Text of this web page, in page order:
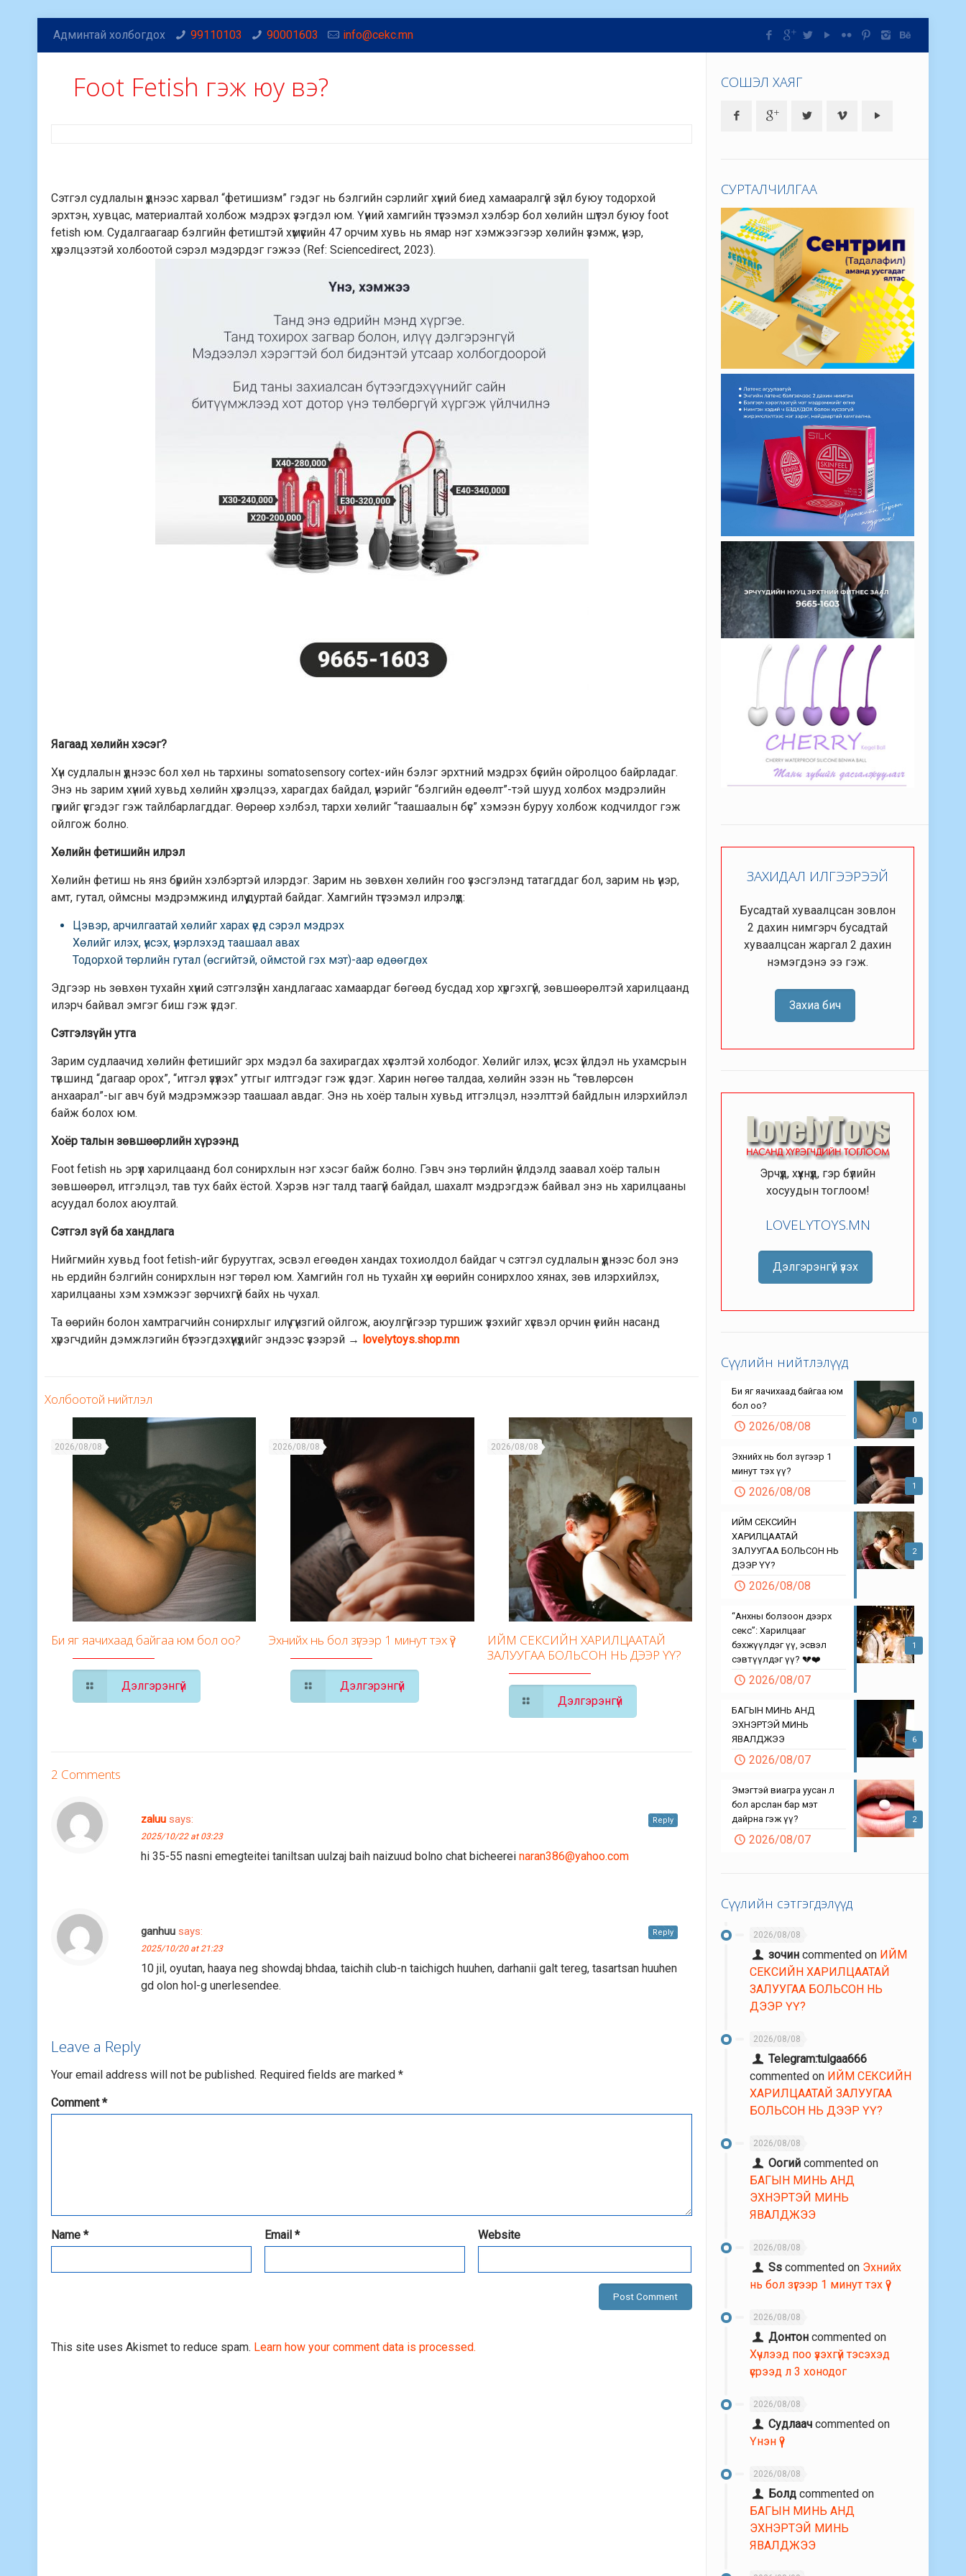
Админтай холбогдох 99110103 90001603 info@cekc.mn
Foot Fetish гэж юу вэ?
Сэтгэл судлалын үүднээс харвал “фетишизм” гэдэг нь бэлгийн сэрлийг хүний биед хамааралгүй зүйл буюу тодорхой
эрхтэн, хувцас, материалтай холбож мэдрэх үзэгдэл юм. Үүний хамгийн түгээмэл хэлбэр бол хөлийн шүтэл буюу foot
fetish юм. Судалгаагаар бэлгийн фетиштэй хүмүүсийн 47 орчим хувь нь ямар нэг хэмжээгээр хөлийн үзэмж, үнэр,
хүрэлцээтэй холбоотой сэрэл мэдэрдэг гэжээ (Ref: Sciencedirect, 2023).
Яагаад хөлийн хэсэг?
Хүн судлалын үүднээс бол хөл нь тархины somatosensory cortex-ийн бэлэг эрхтний мэдрэх бүсийн ойролцоо байрладаг.
Энэ нь зарим хүний хувьд хөлийн хүрэлцээ, харагдах байдал, үнэрийг “бэлгийн өдөөлт”-тэй шууд холбох мэдрэлийн
гүүрийг үүсгэдэг гэж тайлбарлагддаг. Өөрөөр хэлбэл, тархи хөлийг “таашаалын бүс” хэмээн буруу холбож кодчилдог гэж
ойлгож болно.
Хөлийн фетишийн илрэл
Хөлийн фетиш нь янз бүрийн хэлбэртэй илэрдэг. Зарим нь зөвхөн хөлийн гоо үзэсгэлэнд татагддаг бол, зарим нь үнэр,
амт, гутал, оймсны мэдрэмжинд илүү дуртай байдаг. Хамгийн түгээмэл илрэлүүд:
Цэвэр, арчилгаатай хөлийг харах үед сэрэл мэдрэх
Хөлийг илэх, үнсэх, үнэрлэхэд таашаал авах
Тодорхой төрлийн гутал (өсгийтэй, оймстой гэх мэт)-аар өдөөгдөх
Эдгээр нь зөвхөн тухайн хүний сэтгэлзүйн хандлагаас хамаардаг бөгөөд бусдад хор хүргэхгүй, зөвшөөрөлтэй харилцаанд
илэрч байвал эмгэг биш гэж үздэг.
Сэтгэлзүйн утга
Зарим судлаачид хөлийн фетишийг эрх мэдэл ба захирагдах хүсэлтэй холбодог. Хөлийг илэх, үнсэх үйлдэл нь ухамсрын
түвшинд “дагаар орох”, “итгэл үзүүлэх” утгыг илтгэдэг гэж үздэг. Харин нөгөө талдаа, хөлийн эзэн нь “төвлөрсөн
анхаарал”-ыг авч буй мэдрэмжээр таашаал авдаг. Энэ нь хоёр талын хувьд итгэлцэл, нээлттэй байдлын илэрхийлэл
байж болох юм.
Хоёр талын зөвшөөрлийн хүрээнд
Foot fetish нь эрүүл харилцаанд бол сонирхлын нэг хэсэг байж болно. Гэвч энэ төрлийн үйлдэлд заавал хоёр талын
зөвшөөрөл, итгэлцэл, тав тух байх ёстой. Хэрэв нэг талд таагүй байдал, шахалт мэдрэгдэж байвал энэ нь харилцааны
асуудал болох аюултай.
Сэтгэл зүй ба хандлага
Нийгмийн хувьд foot fetish-ийг буруутгах, эсвэл егөөдөн хандах тохиолдол байдаг ч сэтгэл судлалын үүднээс бол энэ
нь ердийн бэлгийн сонирхлын нэг төрөл юм. Хамгийн гол нь тухайн хүн өөрийн сонирхлоо хянах, зөв илэрхийлэх,
харилцааны хэм хэмжээг зөрчихгүй байх нь чухал.
Та өөрийн болон хамтрагчийн сонирхлыг илүү гүнзгий ойлгож, аюулгүйгээр туршиж үзэхийг хүсвэл орчин үеийн насанд
хүрэгчдийн дэмжлэгийн бүтээгдэхүүнүүдийг эндээс үзээрэй → lovelytoys.shop.mn
Холбоотой нийтлэл
2026/08/08
Би яг яачихаад байгаа юм бол оо?
Дэлгэрэнгүй
2026/08/08
Эхнийх нь бол зүгээр 1 минут тэх үү?
Дэлгэрэнгүй
2026/08/08
ИЙМ СЕКСИЙН ХАРИЛЦААТАЙ
ЗАЛУУГАА БОЛЬСОН НЬ ДЭЭР ҮҮ?
Дэлгэрэнгүй
2 Comments
zaluu says:
2025/10/22 at 03:23
hi 35-55 nasni emegteitei taniltsan uulzaj baih naizuud bolno chat bicheereinaran386@yahoo.com
Reply
ganhuu says:
2025/10/20 at 21:23
10 jil, oyutan, haaya neg showdaj bhdaa, taichih club-n taichigch huuhen, darhanii galt tereg, tasartsan huuhen
gd olon hol-g unerlesendee.
Reply
Leave a Reply
Your email address will not be published. Required fields are marked*
Comment*
Name* Email* Website
This site uses Akismet to reduce spam. Learn how your comment data is processed.
СОШЭЛ ХАЯГ
СУРТАЛЧИЛГАА
ЗАХИДАЛ ИЛГЭЭРЭЭЙ
Бусадтай хуваалцсан зовлон
2 дахин нимгэрч бусадтай
хуваалцсан жаргал 2 дахин
нэмэгдэнэ ээ гэж.
Захиа бич
Эрчүүд, хүүхнүүд, гэр бүлийн
хосуудын тоглоом!
LOVELYTOYS.MN
Дэлгэрэнгүй үзэх
Сүүлийн нийтлэлүүд
0
Би яг яачихаад байгаа юм
бол оо?
2026/08/08
1
Эхнийх нь бол зүгээр 1
минут тэх үү?
2026/08/08
2
ИЙМ СЕКСИЙН
ХАРИЛЦААТАЙ
ЗАЛУУГАА БОЛЬСОН НЬ
ДЭЭР ҮҮ?
2026/08/08
1
“Анхны болзоон дээрх
секс”: Харилцааг
бэхжүүлдэг үү, эсвэл
сэвтүүлдэг үү? 💔❤️
2026/08/07
6
БАГЫН МИНЬ АНД
ЭХНЭРТЭЙ МИНЬ
ЯВАЛДЖЭЭ
2026/08/07
2
Эмэгтэй виагра уусан л
бол арслан бар мэт
дайрна гэж үү?
2026/08/07
Сүүлийн сэтгэгдэлүүд
2026/08/08
зочин commented on ИЙМ
СЕКСИЙН ХАРИЛЦААТАЙ
ЗАЛУУГАА БОЛЬСОН НЬ
ДЭЭР ҮҮ?
2026/08/08
Telegram:tulgaa666
commented on ИЙМ СЕКСИЙН
ХАРИЛЦААТАЙ ЗАЛУУГАА
БОЛЬСОН НЬ ДЭЭР ҮҮ?
2026/08/08
Оогий commented on
БАГЫН МИНЬ АНД
ЭХНЭРТЭЙ МИНЬ
ЯВАЛДЖЭЭ
2026/08/08
Ss commented on Эхнийх
нь бол зүгээр 1 минут тэх үү?
2026/08/08
Донтон commented on
Хүчлээд поо үзэхгүй тэсэхэд
үсрээд л 3 хонодог
2026/08/08
Судлаач commented on
Үнэн үү?
2026/08/08
Болд commented on
БАГЫН МИНЬ АНД
ЭХНЭРТЭЙ МИНЬ
ЯВАЛДЖЭЭ